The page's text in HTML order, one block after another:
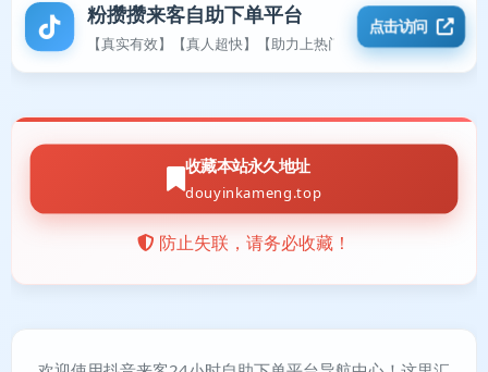
粉攒攒来客自助下单平台
【真实有效】【真人超快】【助力上热门】
点击访问
收藏本站永久地址
douyinkameng.top
防止失联，请务必收藏！